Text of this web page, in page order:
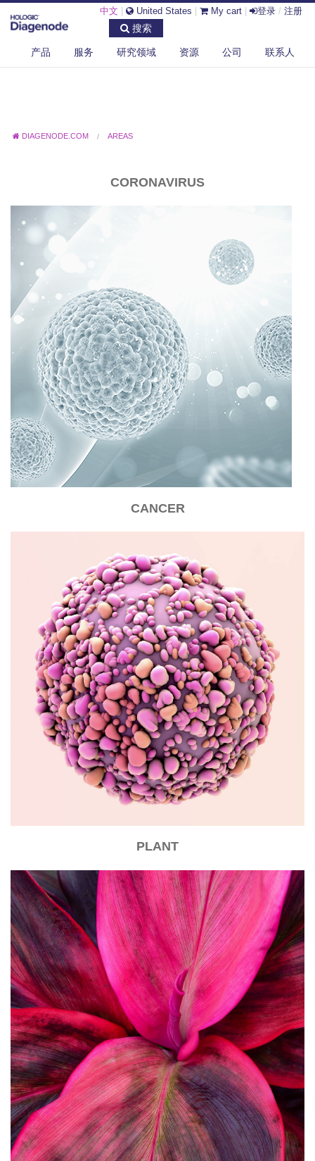
中文 United States My cart 登录 / 注册
搜索
产品 服务 研究领域 资源 公司 联系人
DIAGENODE.COM AREAS
CORONAVIRUS
CANCER
PLANT